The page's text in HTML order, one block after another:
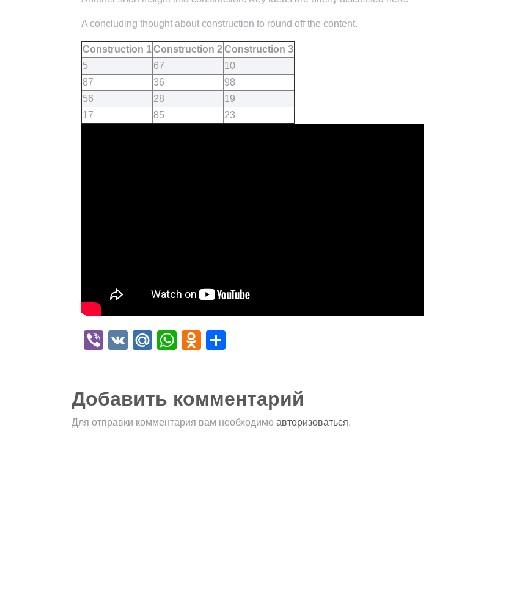
A concluding thought about construction to round off the content.
Construction 1Construction 2 Construction 3
5
67
10
87
36
98
56
28
19
17
85 23
Viber
VK Mail.Ru
WhatsApp
Odnoklassniki
Добавить комментарий
Для отправки комментария вам необходимо авторизоваться.